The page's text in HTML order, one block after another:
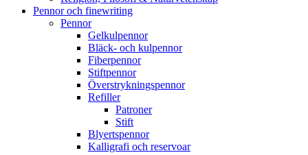
Pennor och finewriting
Pennor
Gelkulpennor
Bläck- och kulpennor
Fiberpennor
Stiftpennor
Överstrykningspennor
Refiller
Patroner
Stift
Blyertspennor
Kalligrafi och reservoar